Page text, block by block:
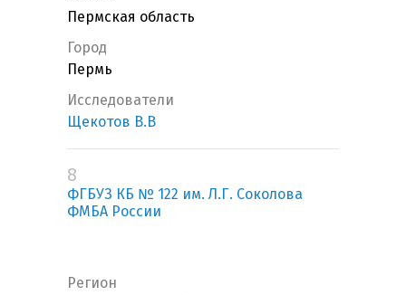
Пермская область
Город
Пермь
Исследователи
Щекотов В.В
8
ФГБУЗ КБ № 122 им. Л.Г. Соколова
ФМБА России
Регион